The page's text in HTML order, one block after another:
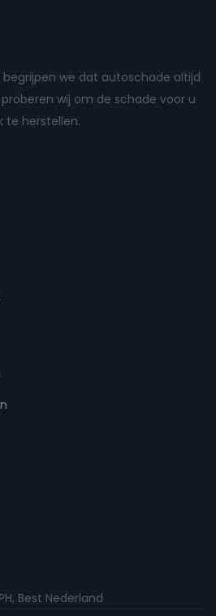
begrijpen we dat autoschade altijd
wij om de schade voor u
te herstellen.
Best Nederland